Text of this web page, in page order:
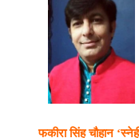
फकीरा सिंह चौहान